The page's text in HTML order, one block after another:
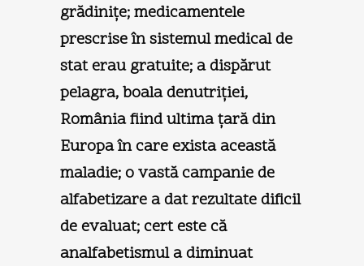
grădiniţe; medicamentele
prescrise în sistemul medical de
stat erau gratuite; a dispărut
pelagra, boala denutriţiei,
România fiind ultima ţară din
Europa în care exista această
maladie; o vastă campanie de
alfabetizare a dat rezultate dificil
de evaluat; cert este că
analfabetismul a diminuat